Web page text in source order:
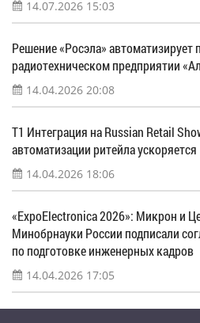
14.07.2026 15:03
Решение «Росэла» автоматизирует
радиотехническом предприятии
14.04.2026 20:08
Т1 Интеграция на Russian Retail
автоматизации ритейла ускоряется
14.04.2026 18:06
«ExpoElectronica 2026»: Микрон и
Минобрнауки России подписали
по подготовке инженерных кадров
14.04.2026 17:05